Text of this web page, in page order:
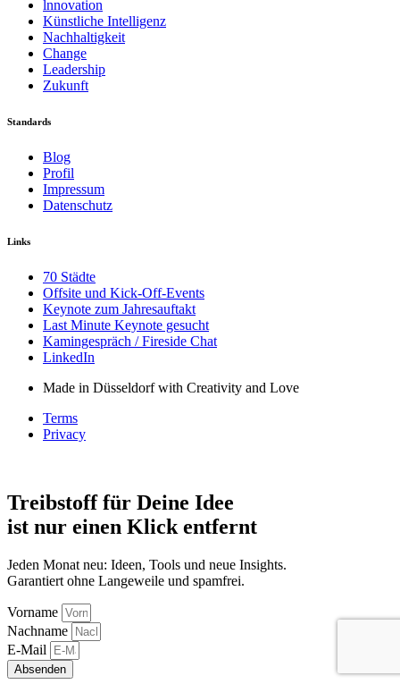
lnnovation
Künstliche Intelligenz
Nachhaltigkeit
Change
Leadership
Zukunft
Standards
Blog
Profil
Impressum
Datenschutz
Links
70 Städte
Offsite und Kick-Off-Events
Keynote zum Jahresauftakt
Last Minute Keynote gesucht
Kamingespräch / Fireside Chat
LinkedIn
Made in Düsseldorf with Creativity and Love
Terms
Privacy
Treibstoff für Deine Idee
ist nur einen Klick entfernt
Jeden Monat neu: Ideen, Tools und neue Insights.
Garantiert ohne Langeweile und spamfrei.
Vorname
Nachname
E-Mail
Absenden